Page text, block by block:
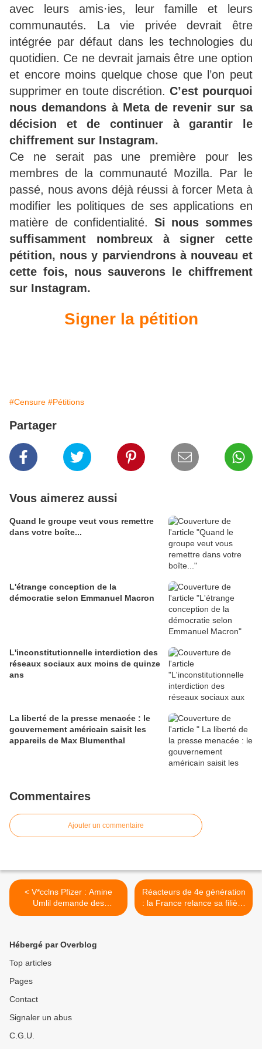
avec leurs amis·ies, leur famille et leurs
communautés. La vie privée devrait être
intégrée par défaut dans les technologies du
quotidien. Ce ne devrait jamais être une option
et encore moins quelque chose que l’on peut
supprimer en toute discrétion.C’est pourquoi
nous demandons à Meta de revenir sur sa
décision et de continuer à garantir le
chiffrement sur Instagram.
Ce ne serait pas une première pour les
membres de la communauté Mozilla. Par le
passé, nous avons déjà réussi à forcer Meta à
modifier les politiques de ses applications en
matière de confidentialité. Si nous sommes
suffisamment nombreux à signer cette
pétition, nous y parviendrons à nouveau et
cette fois, nous sauverons le chiffrement
sur Instagram.
Signer la pétition
#Censure #Pétitions
Partager
Vous aimerez aussi
Quand le groupe veut vous remettre
dans votre boîte...
L'étrange conception de la
démocratie selon Emmanuel Macron
L'inconstitutionnelle interdiction des
réseaux sociaux aux moins de quinze
ans
La liberté de la presse menacée : le
gouvernement américain saisit les
appareils de Max Blumenthal
Commentaires
Ajouter un commentaire
< V*cclns Pfizer : Amine
Umlil demande des
comptes au système !
Réacteurs de 4e génération
: la France relance sa filière
surgénératrice >
Hébergé par Overblog
Top articles
Pages
Contact
Signaler un abus
C.G.U.